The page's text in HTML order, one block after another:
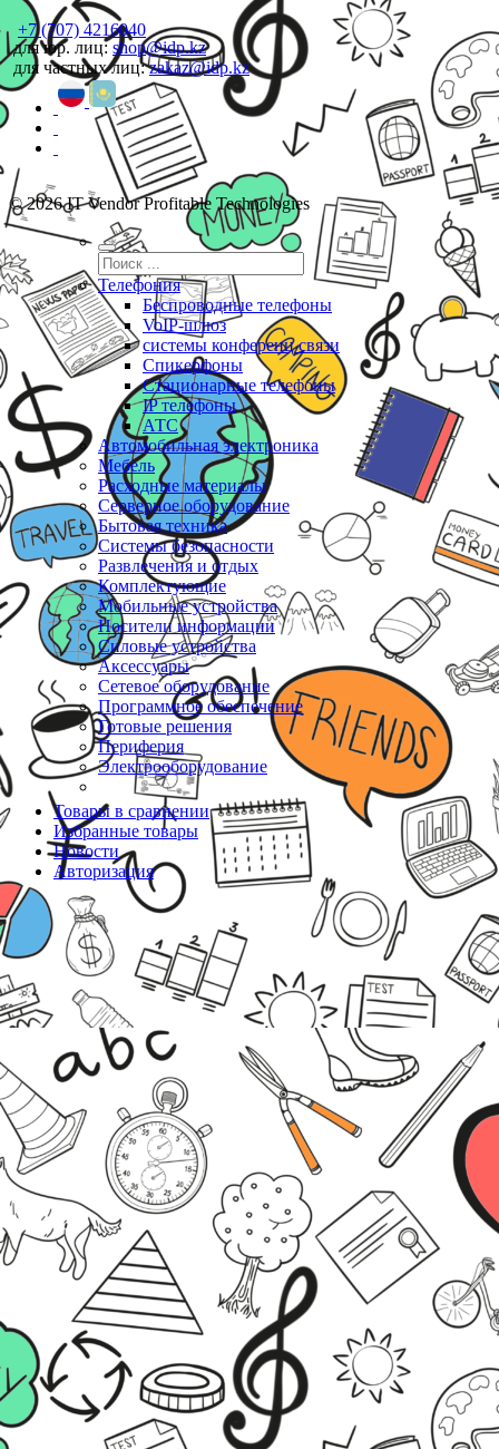
+7 (707) 4216040
для юр. лиц:shop@idp.kz
для частных лиц:zakaz@idp.kz
© 2026 IT Vendor Profitable Technologies
Телефония
Беспроводные телефоны
VoIP-шлюз
системы конференц связи
Спикерфоны
Стационарные телефоны
IP телефоны
АТС
Автомобильная электроника
Мебель
Расходные материалы
Серверное оборудование
Бытовая техника
Системы безопасности
Развлечения и отдых
Комплектующие
Мобильные устройства
Носители информации
Силовые устройства
Аксессуары
Сетевое оборудование
Программное обеспечение
Готовые решения
Периферия
Электрооборудование
Товары в сравнении
Избранные товары
Новости
Авторизация